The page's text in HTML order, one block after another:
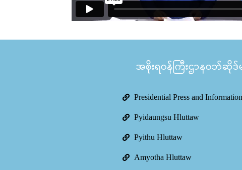
အစိုးရဝန်ကြီးဌာနဝဘ်ဆိုဒ်မ
Presidential Press and
Pyidaungsu Hluttaw
Pyithu Hluttaw
Amyotha Hluttaw